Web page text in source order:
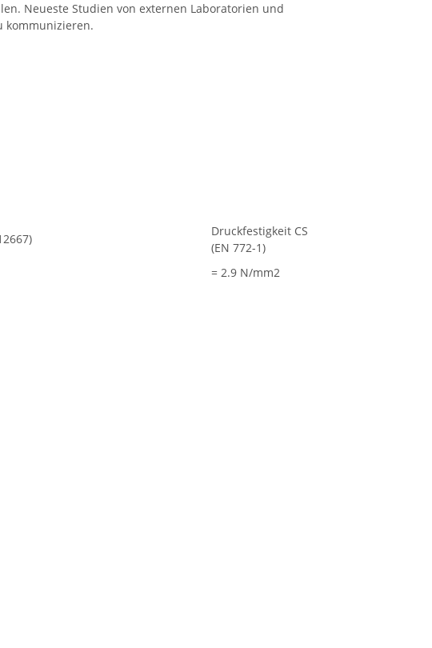
Neueste Studien von externen Laboratorien und
kommunizieren.
Druckfestigkeit CS
(EN 772-1)
= 2.9 N/mm2